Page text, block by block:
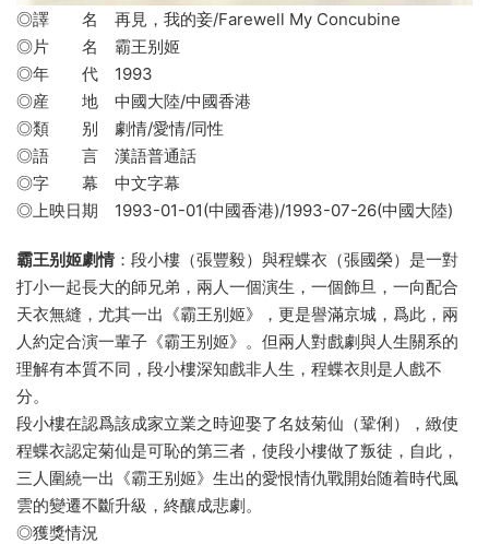
◎譯 名 再見，我的妾/Farewell My Concubine
◎片 名 霸王别姬
◎年 代 1993
◎産 地 中國大陸/中國香港
◎類 别 劇情/愛情/同性
◎語 言 漢語普通話
◎字 幕 中文字幕
◎上映日期 1993-01-01(中國香港)/1993-07-26(中國大陸)
霸王别姬劇情 ：段小樓（張豐毅）與程蝶衣（張國榮）是一對
打小一起長大的師兄弟，兩人一個演生，一個飾旦，一向配合
天衣無縫，尤其一出《霸王别姬》，更是譽滿京城，爲此，兩
人約定合演一輩子《霸王别姬》。但兩人對戲劇與人生關系的
理解有本質不同，段小樓深知戲非人生，程蝶衣則是人戲不
分。
段小樓在認爲該成家立業之時迎娶了名妓菊仙（鞏俐），緻使
程蝶衣認定菊仙是可恥的第三者，使段小樓做了叛徒，自此，
三人圍繞一出《霸王别姬》生出的愛恨情仇戰開始随着時代風
雲的變遷不斷升級，終釀成悲劇。
◎獲獎情況